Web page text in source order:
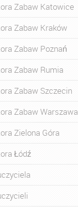
Zabaw Katowice
Zabaw Kraków
Zabaw Poznań
Zabaw Rumia
Zabaw Szczecin
Zabaw Warszawa
Zielona Góra
Łódź